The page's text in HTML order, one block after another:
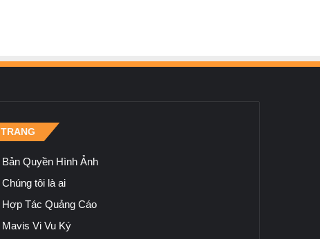
TRANG
Bản Quyền Hình Ảnh
Chúng tôi là ai
Hợp Tác Quảng Cáo
Mavis Vi Vu Ký